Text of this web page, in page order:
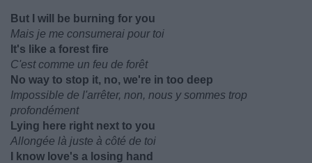
But I will be burning for you
Mais je me consumerai pour toi
It's like a forest fire
C'est comme un feu de forêt
No way to stop it, no, we're in too deep
Impossible de l'arrêter, non, nous y sommes trop
profondément
Lying here right next to you
Allongée là juste à côté de toi
I know love's a losing hand